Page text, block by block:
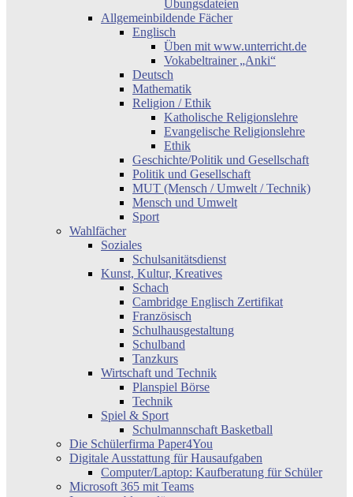
Übungsdateien
Allgemeinbildende Fächer
Englisch
Üben mit www.unterricht.de
Vokabeltrainer „Anki“
Deutsch
Mathematik
Religion / Ethik
Katholische Religionslehre
Evangelische Religionslehre
Ethik
Geschichte/Politik und Gesellschaft
Politik und Gesellschaft
MUT (Mensch / Umwelt / Technik)
Mensch und Umwelt
Sport
Wahlfächer
Soziales
Schulsanitätsdienst
Kunst, Kultur, Kreatives
Schach
Cambridge Englisch Zertifikat
Französisch
Schulhausgestaltung
Schulband
Tanzkurs
Wirtschaft und Technik
Planspiel Börse
Technik
Spiel & Sport
Schulmannschaft Basketball
Die Schülerfirma Paper4You
Digitale Ausstattung für Hausaufgaben
Computer/Laptop: Kaufberatung für Schüler
Microsoft 365 mit Teams